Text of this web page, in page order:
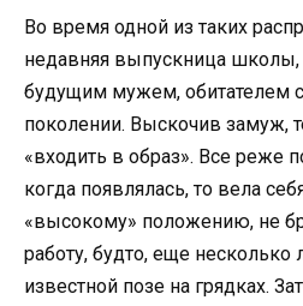
Во время одной из таких
недавняя выпускница школы,
будущим мужем, обитателем
поколении. Выскочив замуж,
«входить в образ». Все реже
когда появлялась, то вела
«высокому» положению, не
работу, будто, еще несколько
известной позе на грядках.